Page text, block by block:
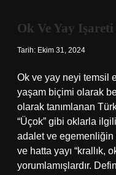
Ok Ve Yay
Tarih: Ekim 31, 2024
Ok ve yay neyi temsil
yaşam biçimi olarak
olarak tanımlanan
“Üçok” gibi oklarla
adalet ve
ve hatta yayı “krallık,
yorumlamışlardır.